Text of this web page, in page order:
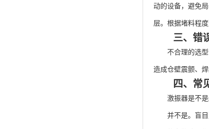
动的设备，避免
层。根据堵料程
三、错
不合理的选型会
造成仓壁震颤、
四、常
激振器是不是
并不是。盲目选